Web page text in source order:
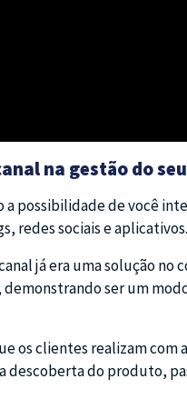
na gestão do
possibilidade de você
redes sociais e aplicativos.
já era uma solução no
ser um
os clientes realizam com
descoberta do produto,